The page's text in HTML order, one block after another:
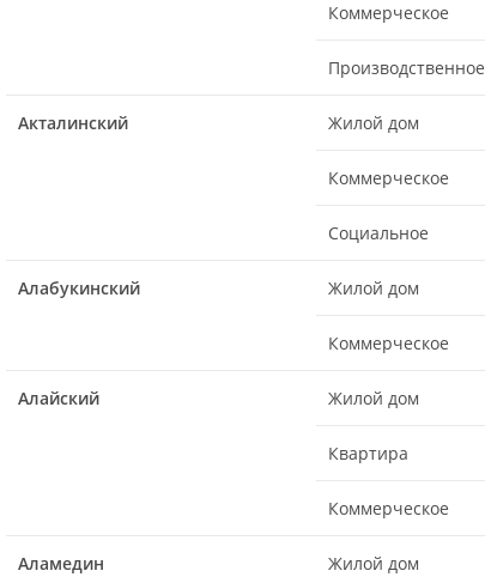
Коммерческое
Производственное
Акталинский Жилой дом
Коммерческое
Социальное
Алабукинский Жилой дом
Коммерческое
Алайский Жилой дом
Квартира
Коммерческое
Аламедин Жилой дом